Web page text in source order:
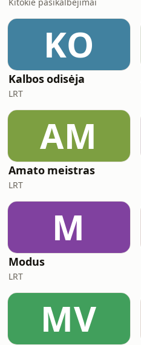
KO
Kalbos odisėja
LRT
AM
Amato meistras
LRT
M
Modus
LRT
MV